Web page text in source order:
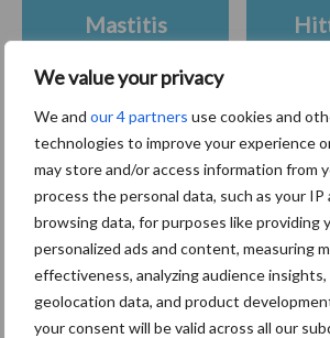
We value your privacy
We and our 4 partners use cookies and
technologies to improve your experience
may store and/or access information from
process the personal data, such as your IP
browsing data, for purposes like providing
personalized ads and content, measuring
effectiveness, analyzing audience
geolocation data, and product
your consent will be valid across all our
Primaire
Sidebar
Recent nieuws
7 aug
Mastitis
Toon meer